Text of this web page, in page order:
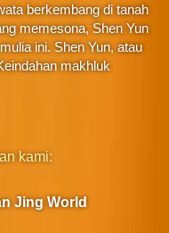
berkembang di tanah
memesona, Shen Yun
ini. Shen Yun, atau
makhluk
kami:
Jing World